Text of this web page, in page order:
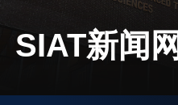
机构简介
SIAT新闻网